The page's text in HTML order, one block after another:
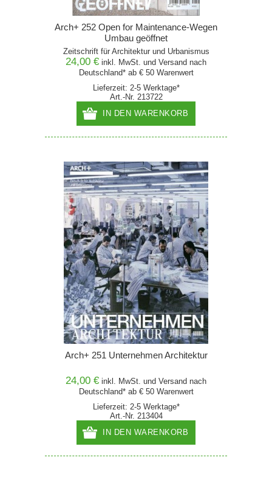
Arch+ 252 Open for Maintenance-Wegen
Umbau geöffnet
Zeitschrift für Architektur und Urbanismus
24,00 € inkl. MwSt. und Versand nach
Deutschland* ab € 50 Warenwert
Lieferzeit: 2-5 Werktage*
Art.-Nr. 213722
IN DEN WARENKORB
Arch+ 251 Unternehmen Architektur
24,00 € inkl. MwSt. und Versand nach
Deutschland* ab € 50 Warenwert
Lieferzeit: 2-5 Werktage*
Art.-Nr. 213404
IN DEN WARENKORB